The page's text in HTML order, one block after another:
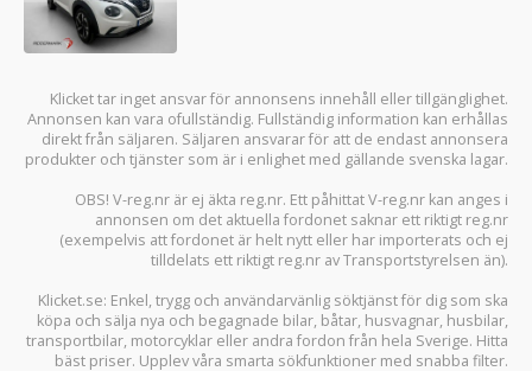
Klicket tar inget ansvar för annonsens innehåll eller tillgänglighet.
Annonsen kan vara ofullständig. Fullständig information kan erhållas
direkt från säljaren. Säljaren ansvarar för att de endast annonsera
produkter och tjänster som är i enlighet med gällande svenska lagar.
OBS! V-reg.nr är ej äkta reg.nr. Ett påhittat V-reg.nr kan anges i
annonsen om det aktuella fordonet saknar ett riktigt reg.nr
(exempelvis att fordonet är helt nytt eller har importerats och ej
tilldelats ett riktigt reg.nr av Transportstyrelsen än).
Klicket.se: Enkel, trygg och användarvänlig söktjänst för dig som ska
köpa och sälja nya och begagnade bilar, båtar, husvagnar, husbilar,
transportbilar, motorcyklar eller andra fordon från hela Sverige. Hitta
bäst priser. Upplev våra smarta sökfunktioner med snabba filter.